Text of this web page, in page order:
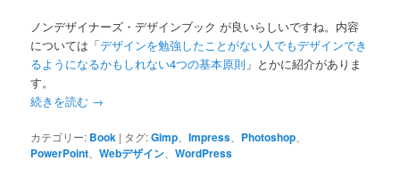
ノンデザイナーズ・デザインブック が良いらしいですね。内容
については「デザインを勉強したことがない人でもデザインでき
るようになるかもしれない4つの基本原則 」とかに紹介がありま
す。
続きを読む →
カテゴリー: Book | タグ:Gimp 、Impress Photoshop
PowerPoint 、Webデザイン 、WordPress